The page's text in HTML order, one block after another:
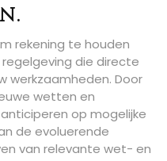
rekening te houden
die directe
werkzaamheden. Door
wetten en
op mogelijke
de evoluerende
van relevante wet- en